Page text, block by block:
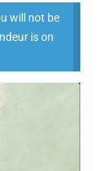
will not be
is on